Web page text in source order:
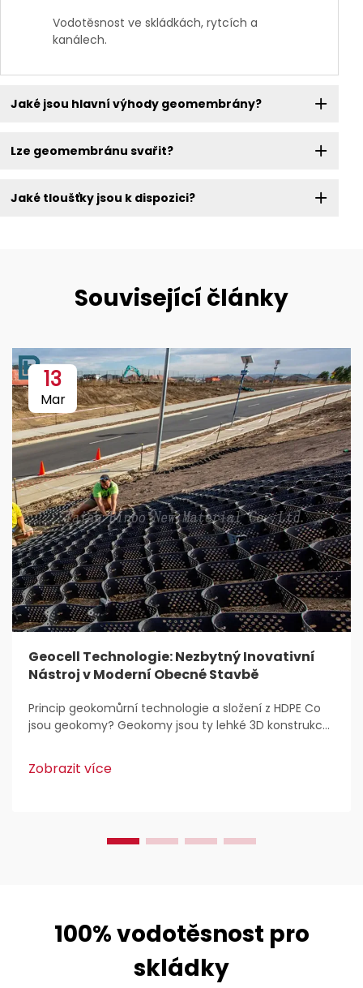
Vodotěsnost ve skládkách, rytcích a
kanálech.
Jaké jsou hlavní výhody geomembrány?
Lze geomembránu svařit?
Jaké tloušťky jsou k dispozici?
Související články
13
Mar
Geocell Technologie: Nezbytný Inovativní
Nástroj v Moderní Obecné Stavbě
Princip geokomůrní technologie a složení z HDPE Co
jsou geokomy? Geokomy jsou ty lehké 3D konstrukce,
půdy v rámci stavebních prací. Inženýři je zbožňují,
protože...
Zobrazit více
100% vodotěsnost pro
skládky